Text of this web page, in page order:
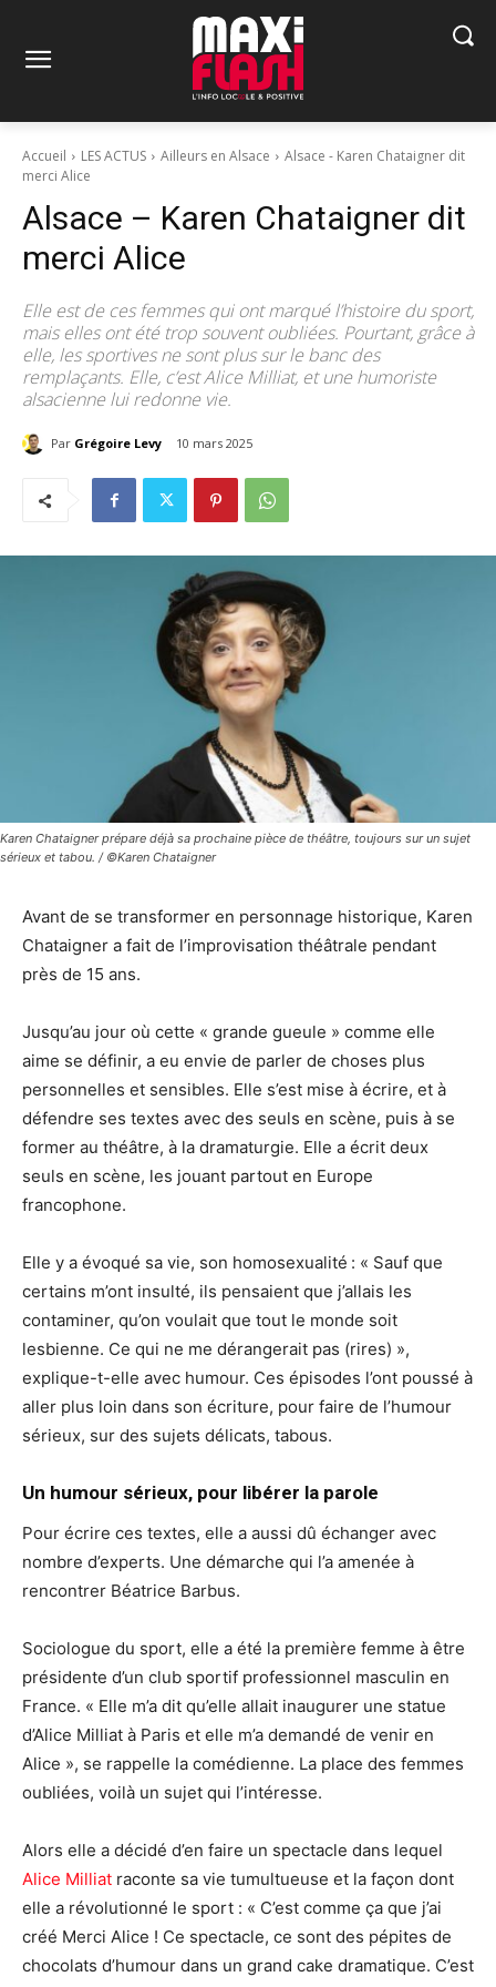
Accueil LES ACTUS Ailleurs en Alsace
Alsace - Karen Chataigner dit
merci Alice
Alsace – Karen Chataigner dit
merci Alice
Elle est de ces femmes qui ont marqué l’histoire du sport,
mais elles ont été trop souvent oubliées. Pourtant, grâce à
elle, les sportives ne sont plus sur le banc des
remplaçants. Elle, c’est Alice Milliat, et une humoriste
alsacienne lui redonne vie.
Par Grégoire Levy 10 mars 2025
Karen Chataigner prépare déjà sa prochaine pièce de théâtre, toujours sur un sujet
sérieux et tabou. / ©Karen Chataigner
Avant de se transformer en personnage historique, Karen
Chataigner a fait de l’improvisation théâtrale pendant
près de 15 ans.
Jusqu’au jour où cette « grande gueule » comme elle
aime se définir, a eu envie de parler de choses plus
personnelles et sensibles. Elle s’est mise à écrire, et à
défendre ses textes avec des seuls en scène, puis à se
former au théâtre, à la dramaturgie. Elle a écrit deux
seuls en scène, les jouant partout en Europe
francophone.
Elle y a évoqué sa vie, son homosexualité : « Sauf que
certains m’ont insulté, ils pensaient que j’allais les
contaminer, qu’on voulait que tout le monde soit
lesbienne. Ce qui ne me dérangerait pas (rires) »,
explique-t-elle avec humour. Ces épisodes l’ont poussé à
aller plus loin dans son écriture, pour faire de l’humour
sérieux, sur des sujets délicats, tabous.
Un humour sérieux, pour libérer la parole
Pour écrire ces textes, elle a aussi dû échanger avec
nombre d’experts. Une démarche qui l’a amenée à
rencontrer Béatrice Barbus.
Sociologue du sport, elle a été la première femme à être
présidente d’un club sportif professionnel masculin en
France. « Elle m’a dit qu’elle allait inaugurer une statue
d’Alice Milliat à Paris et elle m’a demandé de venir en
Alice », se rappelle la comédienne. La place des femmes
oubliées, voilà un sujet qui l’intéresse.
Alors elle a décidé d’en faire un spectacle dans lequel
Alice Milliat raconte sa vie tumultueuse et la façon dont
elle a révolutionné le sport : « C’est comme ça que j’ai
créé Merci Alice ! Ce spectacle, ce sont des pépites de
chocolats d’humour dans un grand cake dramatique. C’est